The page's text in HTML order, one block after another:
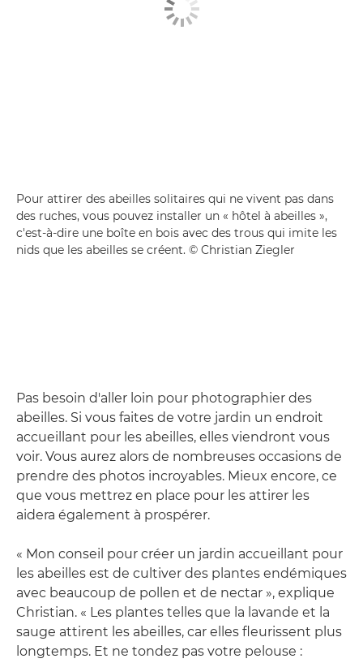
Pour attirer des abeilles solitaires qui ne vivent pas dans
des ruches, vous pouvez installer un « hôtel à abeilles »,
c'est-à-dire une boîte en bois avec des trous qui imite les
nids que les abeilles se créent. © Christian Ziegler
Pas besoin d'aller loin pour photographier des
abeilles. Si vous faites de votre jardin un endroit
accueillant pour les abeilles, elles viendront vous
voir. Vous aurez alors de nombreuses occasions de
prendre des photos incroyables. Mieux encore, ce
que vous mettrez en place pour les attirer les
aidera également à prospérer.
« Mon conseil pour créer un jardin accueillant pour
les abeilles est de cultiver des plantes endémiques
avec beaucoup de pollen et de nectar », explique
Christian. « Les plantes telles que la lavande et la
sauge attirent les abeilles, car elles fleurissent plus
longtemps. Et ne tondez pas votre pelouse :